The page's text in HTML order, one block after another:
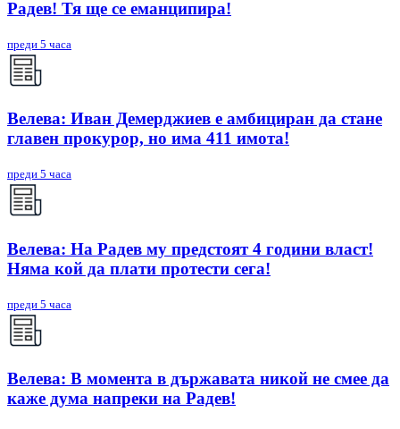
Радев! Тя ще се еманципира!
преди 5 часа
Велева: Иван Демерджиев е амбициран да стане
главен прокурор, но има 411 имота!
преди 5 часа
Велева: На Радев му предстоят 4 години власт!
Няма кой да плати протести сега!
преди 5 часа
Велева: В момента в държавата никой не смее да
каже дума напреки на Радев!